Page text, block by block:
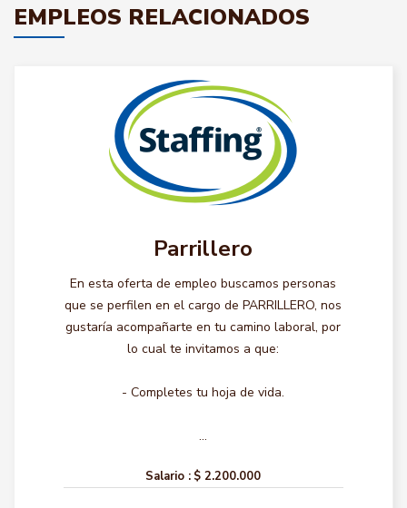
EMPLEOS RELACIONADOS
Parrillero
En esta oferta de empleo buscamos personas
que se perfilen en el cargo de PARRILLERO, nos
gustaría acompañarte en tu camino laboral, por
lo cual te invitamos a que:
- Completes tu hoja de vida.
...
Salario : $ 2.200.000